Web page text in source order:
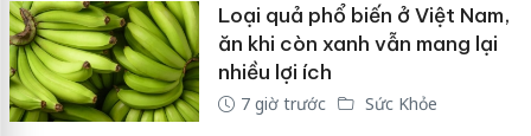
Loại quả phổ biến ở Việt Nam,
ăn khi còn xanh vẫn mang lại
nhiều lợi ích
7 giờ trước Sức Khỏe